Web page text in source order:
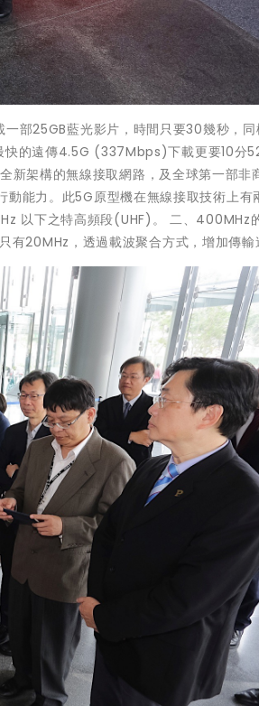
部25GB藍光影片，時間只要30幾秒，
的遠傳4.5G (337Mbps)下載更要10分
架構的無線接取網路，及全球第一部非
能力。此5G原型機在無線接取技術上有
以下之特高頻段(UHF)。 二、400MHz
20MHz，透過載波聚合方式，增加傳輸